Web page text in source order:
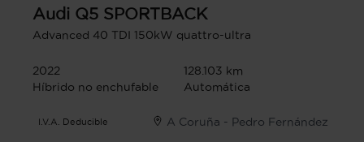
Audi Q5 SPORTBACK
Advanced 40 TDI 150kW quattro-ultra
2022
128.103 km
Híbrido no enchufable
Automática
I.V.A. Deducible A Coruña - Pedro Fernández